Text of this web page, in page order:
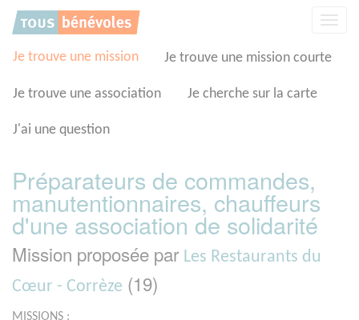
Je trouve une mission Je trouve une mission courte
Je trouve une association Je cherche sur la carte
J'ai une question
Préparateurs de commandes,
manutentionnaires, chauffeurs
d'une association de solidarité
Mission proposée par Les Restaurants du
Cœur - Corrèze (19)
MISSIONS :
Panneau de gestion des cookies